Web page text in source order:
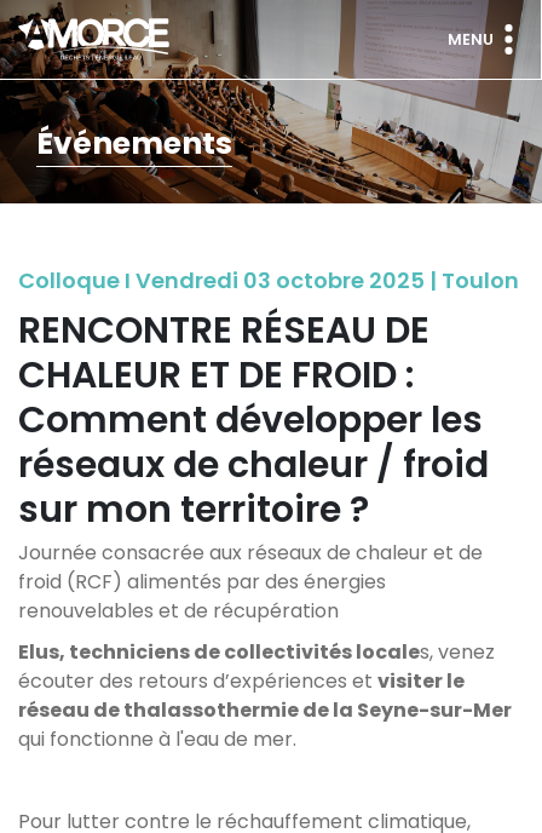
MENU
Événements
Colloque I Vendredi 03 octobre 2025 | Toulon
RENCONTRE RÉSEAU DE
CHALEUR ET DE FROID :
Comment développer les
réseaux de chaleur / froid
sur mon territoire ?
Journée consacrée aux réseaux de chaleur et de
froid (RCF) alimentés par des énergies
renouvelables et de récupération
Elus, techniciens de collectivités locales, venez
écouter des retours d’expériences et visiter le
réseau de thalassothermie de la Seyne-sur-Mer
qui fonctionne à l'eau de mer.
Pour lutter contre le réchauffement climatique,